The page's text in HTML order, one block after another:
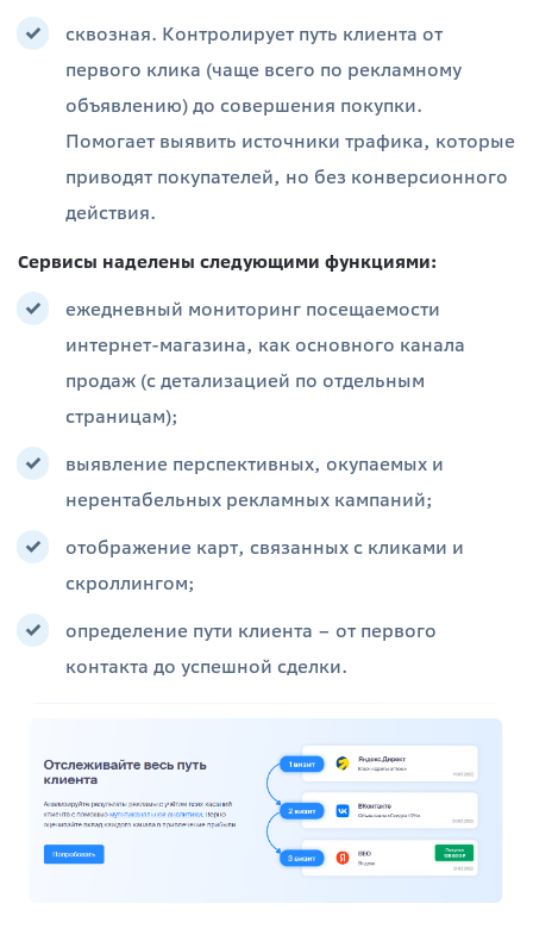
сквозная. Контролирует путь клиента от
первого клика (чаще всего по рекламному
объявлению) до совершения покупки.
Помогает выявить источники трафика, которые
приводят покупателей, но без конверсионного
действия.
Сервисы наделены следующими функциями:
ежедневный мониторинг посещаемости
интернет-магазина, как основного канала
продаж (с детализацией по отдельным
страницам);
выявление перспективных, окупаемых и
нерентабельных рекламных кампаний;
отображение карт, связанных с кликами и
скроллингом;
определение пути клиента – от первого
контакта до успешной сделки.